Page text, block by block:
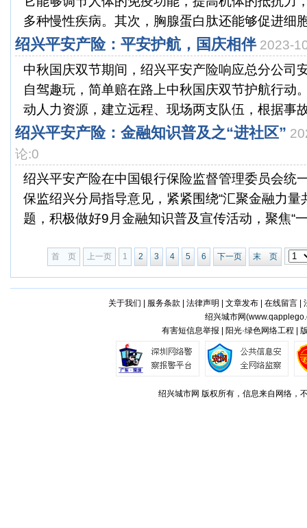
多种慢性疾病。其次，胸腺蛋白肽还能够促进细
绍兴平安产险：平安护航，国庆相伴 2023-
中秋国庆双节期间，绍兴平安产险响应总分公司
自驾趣玩，简单赔在路上中秋国庆双节护航行动
动人力资源，建立远程、现场两支队伍，根据事
绍兴平安产险：金融知识普及之“进社区”
论:0
绍兴平安产险在中国银行保险监督管理委员会统
保监绍兴分局指导意见，紧紧围绕“汇聚金融力量
题，积极做好9月金融知识普及宣传活动，聚焦“
首 页 上一页 1 2 3 4 5 6 下一页 末 页
关于我们 服务条款 法律声明 文章发布| 在线留言|
绍兴城市网(
有害短信息举报 | 阳光·绿色网络工程 |
绍兴城市网 版权所有，信息来自网络，